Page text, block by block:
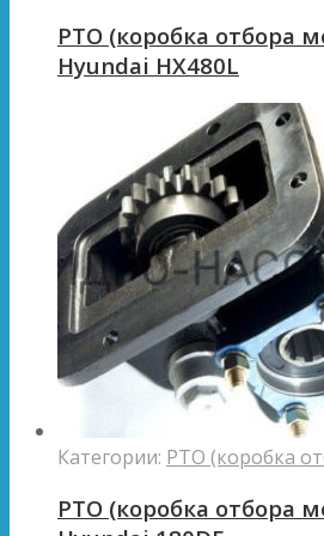
PTO (коробка отбора
Hyundai HX480L
Категории: PTO (коробка
PTO (коробка отбора